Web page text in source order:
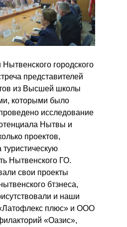
городского
представителей
из Высшей школы
которыми было
исследование
Нытвы и
проектов,
Нытвенского ГО.
свои проекты
бтзнеса,
и наши
плюс» и ООО
«Оазис»,